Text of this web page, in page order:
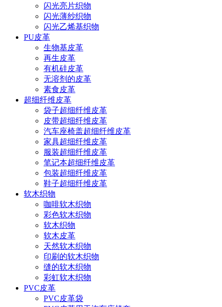
闪光亮片织物
闪光薄纱织物
闪光乙烯基织物
PU皮革
生物基皮革
再生皮革
有机硅皮革
无溶剂的皮革
素食皮革
超细纤维皮革
袋子超细纤维皮革
皮带超细纤维皮革
汽车座椅盖超细纤维皮革
家具超细纤维皮革
服装超细纤维皮革
笔记本超细纤维皮革
包装超细纤维皮革
鞋子超细纤维皮革
软木织物
咖啡软木织物
彩色软木织物
软木织物
软木皮革
天然软木织物
印刷的软木织物
缝的软木织物
彩虹软木织物
PVC皮革
PVC皮革袋